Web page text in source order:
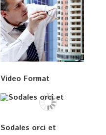
Video Format
Sodales orci et